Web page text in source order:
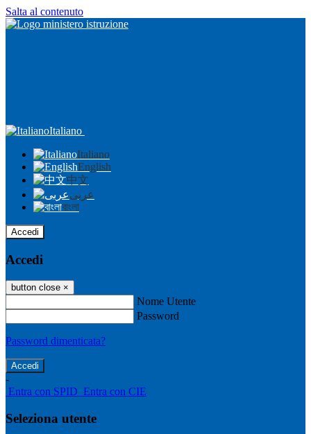
Salta al contenuto
Italiano
Italiano
English
中文
عربى
বাংলা
Accedi
Accedi
button close ×
Nome Utente
Password
Password dimenticata?
-
Entra con SPID Entra con CIE
Seleziona utente